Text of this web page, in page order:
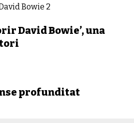
David Bowie’, una
profunditat